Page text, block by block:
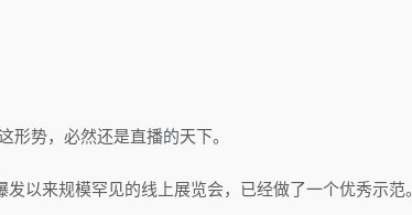
势，必然还是直播的天下。
发以来规模罕见的线上展览会，已经做了一个优秀示范。